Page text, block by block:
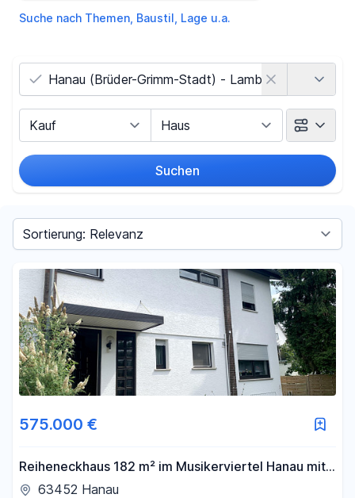
Suche nach Themen, Baustil, Lage u.a.
Suchen
€
Filter für Preis zurücksetzen
Sortieren nach
575.000 €
Reiheneckhaus 182 m² im Musikerviertel Hanau mit
Garten, provisionsfrei
63452 Hanau